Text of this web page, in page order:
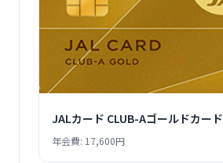
JALカード CLUB-Aゴールドカード
年会費: 17,600円